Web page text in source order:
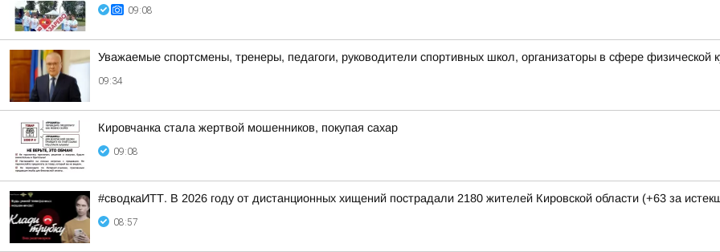
09:08
Уважаемые спортсмены, тренеры, педагоги, руководители спортивных школ, организаторы в сфере физической
09:34
Кировчанка стала жертвой мошенников, покупая сахар
09:08
#сводкаИТТ. В 2026 году от дистанционных хищений пострадали 2180 жителей Кировской области (+63 за
08:57